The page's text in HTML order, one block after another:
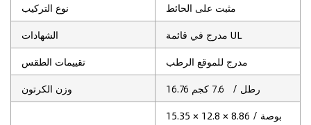
نوع التركيب
مثبت على الحائط
الشهادات
مدرج في قائمة UL
تقييمات الطقس
مدرج للموقع الرطب
وزن الكرتون
16.76 رطل / 7.6 كجم
15.35 × 12.8 × 8.86 بوصة /